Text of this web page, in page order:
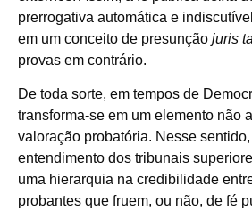
prerrogativa automática e
em um conceito de presunção juris
provas em contrário.
De toda sorte, em tempos de
transforma-se em um elemento não
valoração probatória. Nesse sentido,
entendimento dos tribunais
uma hierarquia na credibilidade
probantes que fruem, ou não, de fé